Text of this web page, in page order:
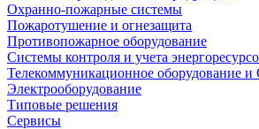
Охранно-пожарные системы
Пожаротушение и огнезащита
Противопожарное оборудование
Системы контроля и учета
Телекоммуникационное оборудование
Электрооборудование
Типовые решения
Сервисы